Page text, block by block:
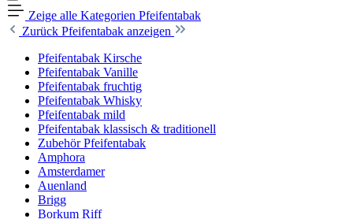
Zeige alle Kategorien Pfeifentabak
Zurück Pfeifentabak anzeigen
Pfeifentabak Kirsche
Pfeifentabak Vanille
Pfeifentabak fruchtig
Pfeifentabak Whisky
Pfeifentabak mild
Pfeifentabak klassisch & traditionell
Zubehör Pfeifentabak
Amphora
Amsterdamer
Auenland
Brigg
Borkum Riff